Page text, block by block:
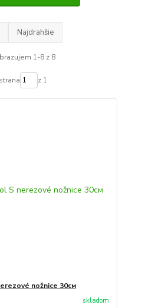
Najdrahšie
1-8 z 8
strana z 1
nožnice 30см
skladom